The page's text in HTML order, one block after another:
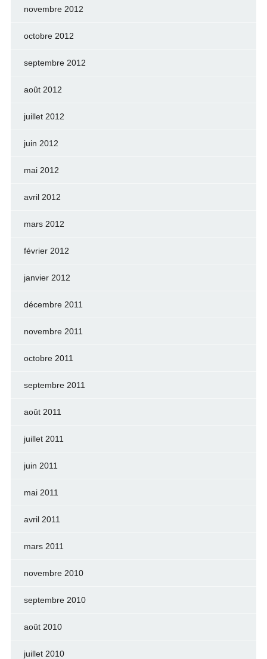
novembre 2012
octobre 2012
septembre 2012
août 2012
juillet 2012
juin 2012
mai 2012
avril 2012
mars 2012
février 2012
janvier 2012
décembre 2011
novembre 2011
octobre 2011
septembre 2011
août 2011
juillet 2011
juin 2011
mai 2011
avril 2011
mars 2011
novembre 2010
septembre 2010
août 2010
juillet 2010